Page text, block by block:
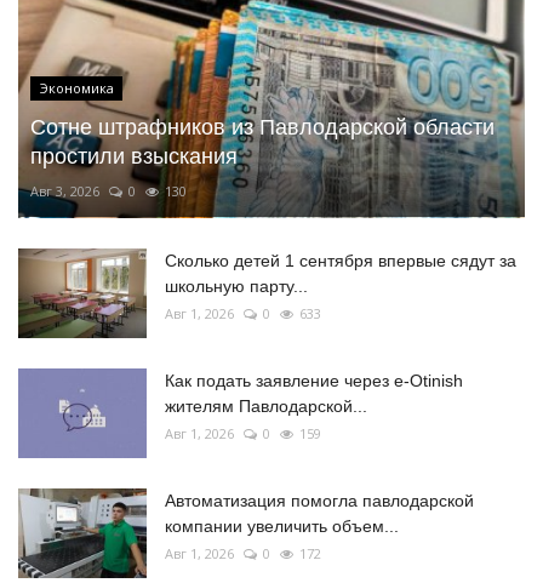
Экономика
Сотне штрафников из Павлодарской области
простили взыскания
Авг 3, 2026 0 130
Сколько детей 1 сентября впервые сядут за
школьную парту...
Авг 1, 2026 0 633
Как подать заявление через e-Otinish
жителям Павлодарской...
Авг 1, 2026 0 159
Автоматизация помогла павлодарской
компании увеличить объем...
Авг 1, 2026 0 172